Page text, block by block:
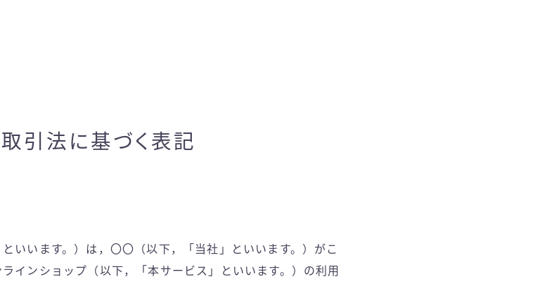
引法に基づく表記
いいます。）は，〇〇（以下，「当社」といいます。）がこ
インショップ（以下，「本サービス」といいます。）の利用